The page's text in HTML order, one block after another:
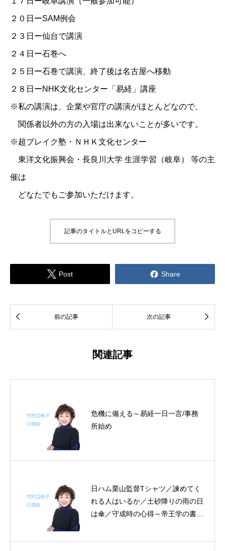
２０日ーSAM例会
２３日ー仙台で講演
２４日ー石巻へ
２５日ー石巻で講演、終了後は名古屋へ移動
２８日ーNHK文化センター「易経」講座
※私の講演は、企業や官庁の講演がほとんどなので、
関係者以外の方の入場は出来ないことが多いです。
※超ブレイク塾・ＮＨＫ文化センター
東洋文化振興会・長良川大学 生涯学習（岐阜） 等の主
催は
どなたでもご参加いただけます。
記事のタイトルとURLをコピーする
 Post  Share
 前の記事 次の記事 
関連記事
危機に備える～易経一日一言/事務
所始め
日ハム栗山監督Tシャツ／諫めてく
れる人はいるか／土砂降りの雨の日
は傘／守成時の心得～帝王学の書～